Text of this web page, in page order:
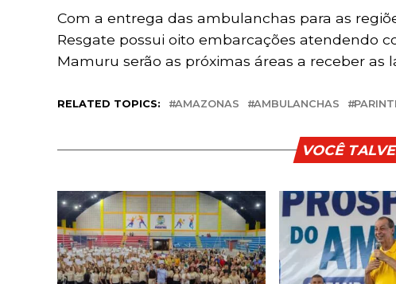
Com a entrega das ambulanchas para as
Resgate possui oito embarcações atendendo
Mamuru serão as próximas áreas a receber as
RELATED TOPICS: AMAZONAS AMBULANCHAS
VOCÊ